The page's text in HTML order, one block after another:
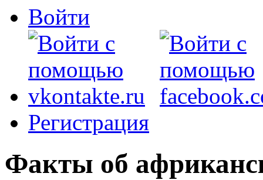
Войти
Регистрация
Факты об